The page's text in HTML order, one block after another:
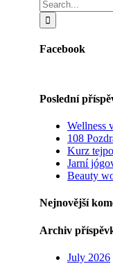
Search
for:
Facebook
Poslední
Wellness
108
Kurz
Jarní
Beauty
Nejnovější
Archiv
July 2026